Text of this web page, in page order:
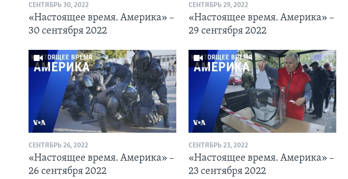
СЕНТЯБРЬ 30, 2022
«Настоящее время. Америка» –
30 сентября 2022
СЕНТЯБРЬ 29, 2022
«Настоящее время. Америка» –
29 сентября 2022
СЕНТЯБРЬ 26, 2022
«Настоящее время. Америка» –
26 сентября 2022
СЕНТЯБРЬ 23, 2022
«Настоящее время. Америка» –
23 сентября 2022